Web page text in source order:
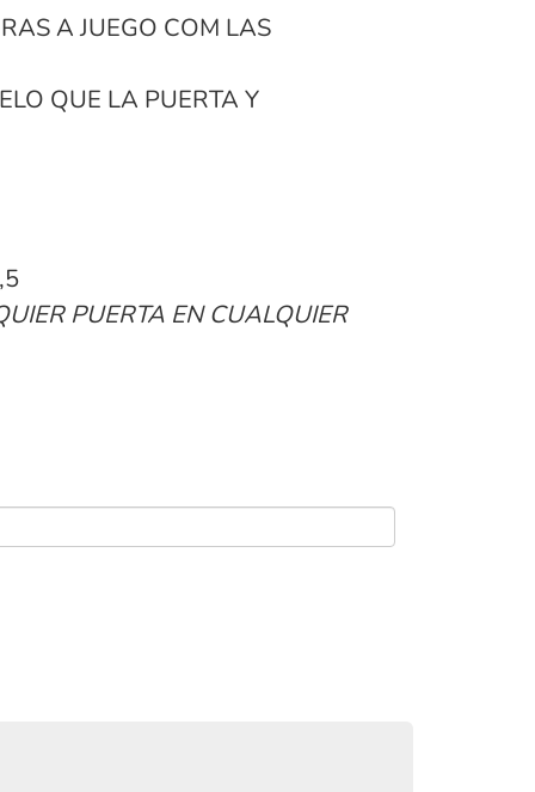
A JUEGO COM LAS
QUE LA PUERTA Y
PUERTA EN CUALQUIER